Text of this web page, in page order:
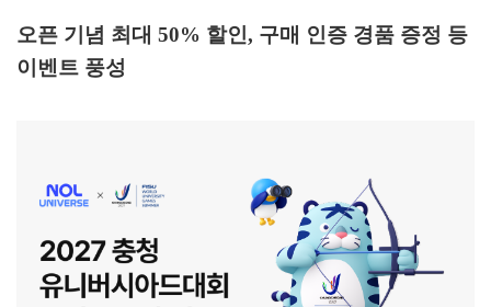
오픈 기념 최대 50% 할인, 구매 인증 경품 증정 등
이벤트 풍성